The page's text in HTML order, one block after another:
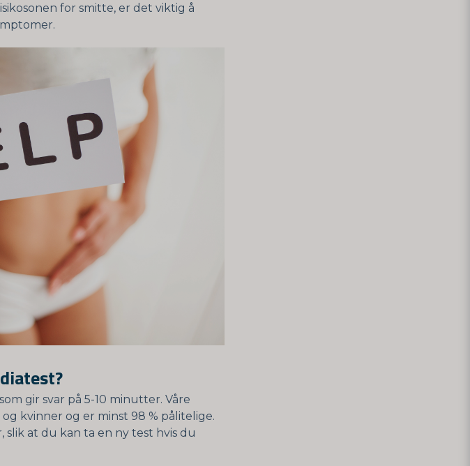
for smitte, er det viktig å
som gir svar på 5-10 minutter. Våre
kvinner og er minst 98 % pålitelige.
at du kan ta en ny test hvis du